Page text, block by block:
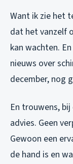
Want ik zie het
dat het vanzelf
kan wachten.
nieuws over
december, nog
En trouwens,
advies. Geen
Gewoon een
de hand is en